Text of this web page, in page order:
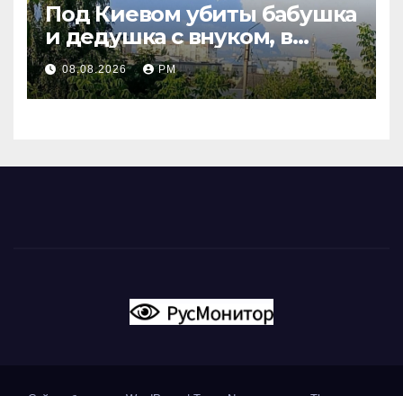
Под Киевом убиты бабушка
и дедушка с внуком, в
Поволжье и на Кубани
вновь горят НПЗ
08.08.2026 РМ